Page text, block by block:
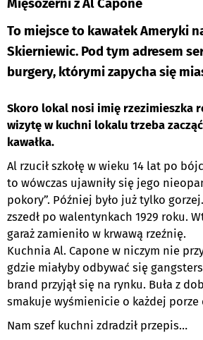
Mięsożerni z Al Capone
To miejsce to kawałek Ameryki
Skierniewic. Pod tym adresem
burgery, którymi zapycha się
Skoro lokal nosi imię rzezimieszka
wizytę w kuchni lokalu trzeba
kawałka.
Al rzucił szkołę w wieku 14 lat po
to wówczas ujawniły się jego
pokory”. Później było już tylko
zszedł po walentynkach 1929 roku.
garaż zamieniło w krwawą rzeźnię.
Kuchnia Al. Capone w niczym nie
gdzie miałyby odbywać się
brand przyjął się na rynku. Buła z
smakuje wyśmienicie o każdej porze
Nam szef kuchni zdradził przepis…